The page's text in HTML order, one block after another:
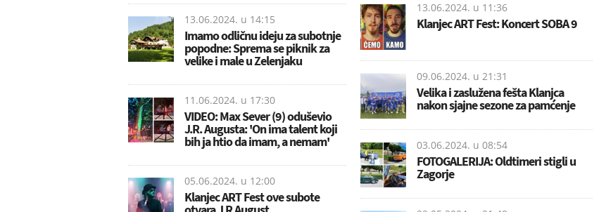
13.06.2024. u 14:15
Imamo odličnu ideju za subotnje
popodne: Sprema se piknik za
velike i male u Zelenjaku
11.06.2024. u 17:30
VIDEO: Max Sever (9) oduševio
J.R. Augusta: 'On ima talent koji
bih ja htio da imam, a nemam'
05.06.2024. u 12:00
Klanjec ART Fest ove subote
13.06.2024. u 11:36
Klanjec ART Fest: Koncert SOBA 9
09.06.2024. u 21:31
Velika i zaslužena fešta Klanjca
nakon sjajne sezone za pamćenje
03.06.2024. u 08:54
FOTOGALERIJA: Oldtimeri stigli u
Zagorje